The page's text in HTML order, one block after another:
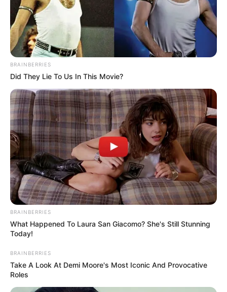
ΥΠΕΡΒΑΤΙΚΟ
Είστε έτοιμοι να ακούσετε τις
σοκαριστικές παλαβομάρες μου..; –
Βίντεο
Είστε έτοιμοι να ακούσετε τις σοκαριστικές παλαβομάρες
μου..; Παρακάτω ακολουθούν κάποιες ιδιαίτερες σκέψεις
του φίλου μου ΚΩΣΤΑ-ΤΑΥΡΟΥ από τον Διόδοτο, ο οποίος
όπως λέει και...
BRAINBERRIES
Did They Lie To Us In This Movie?
BRAINBERRIES
What Happened To Laura San Giacomo? She's Still Stunning
Today!
BRAINBERRIES
Take A Look At Demi Moore's Most Iconic And Provocative
Roles